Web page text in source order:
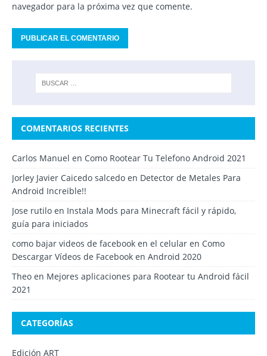
navegador para la próxima vez que comente.
COMENTARIOS RECIENTES
Carlos Manuel en Como Rootear Tu Telefono Android 2021
Jorley Javier Caicedo salcedo en Detector de Metales Para
Android Increible!!
Jose rutilo en Instala Mods para Minecraft fácil y rápido,
guía para iniciados
como bajar videos de facebook en el celular en Como
Descargar Vídeos de Facebook en Android 2020
Theo en Mejores aplicaciones para Rootear tu Android fácil
2021
CATEGORÍAS
Edición ART